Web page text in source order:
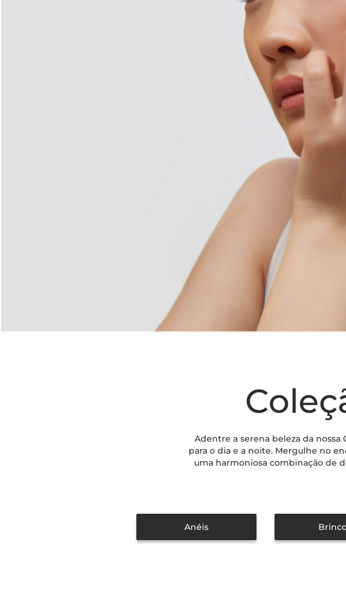
Adentre a serena beleza da
para o dia e a noite. Mergulhe no
uma harmoniosa combinação de
Anéis